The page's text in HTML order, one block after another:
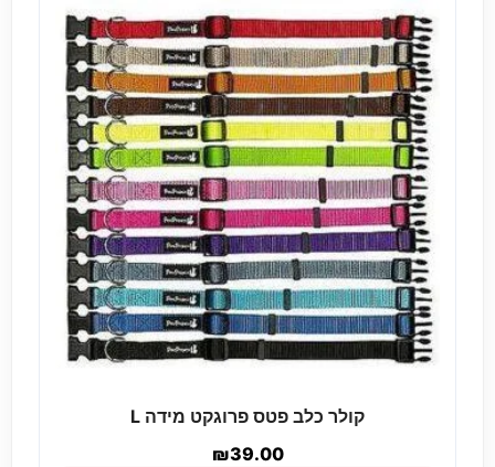
קולר כלב פטס פרוגקט מידה L
₪39.00